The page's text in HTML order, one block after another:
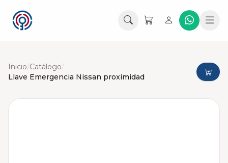
Inicio/Catálogo/
Llave Emergencia Nissan proximidad